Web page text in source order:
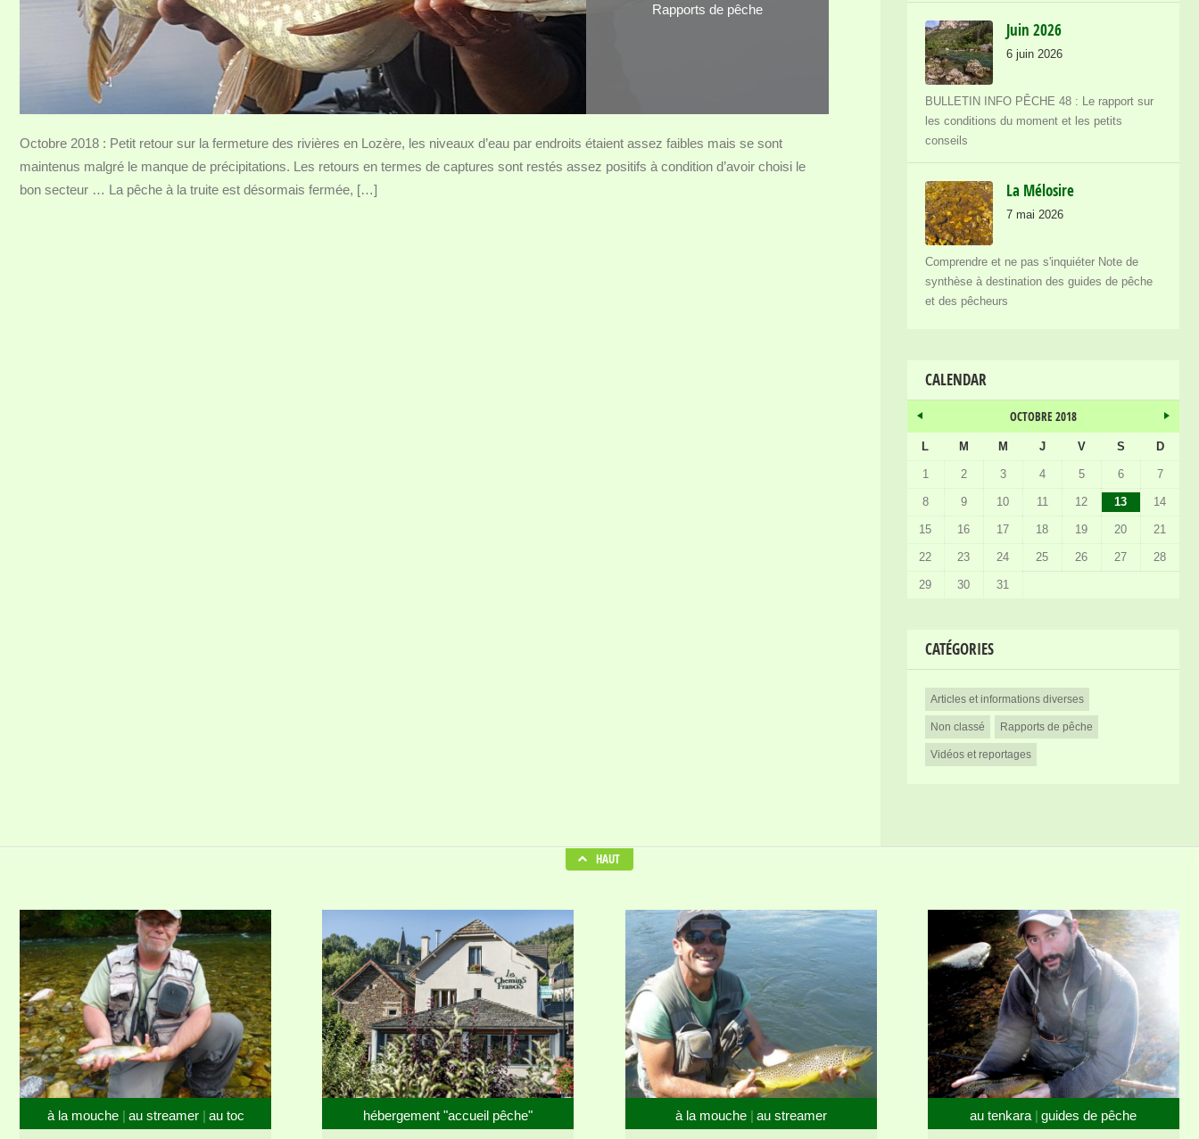
Rapports de pêche
Octobre 2018 : Petit retour sur la fermeture des rivières en Lozère, les niveaux d’eau par endroits étaient assez faibles mais se sont
maintenus malgré le manque de précipitations. Les retours en termes de captures sont restés assez positifs à condition d’avoir choisi le
bon secteur … La pêche à la truite est désormais fermée, […]
Juin 2026
6 juin 2026
BULLETIN INFO PÊCHE 48 : Le rapport sur
les conditions du moment et les petits
conseils
La Mélosire
7 mai 2026
Comprendre et ne pas s'inquiéter Note de
synthèse à destination des guides de pêche
et des pêcheurs
CALENDAR
OCTOBRE 2018
L M M J V S D
1 2 3 4 5 6 7
8 9 10 11 12 13 14
15 16 17 18 19 20 21
22 23 24 25 26 27 28
29 30 31
CATÉGORIES
Articles et informations diverses
Non classé Rapports de pêche
Vidéos et reportages
HAUT
à la mouche au streamer au toc hébergement "accueil pêche" à la mouche au streamer au tenkara guides de pêche